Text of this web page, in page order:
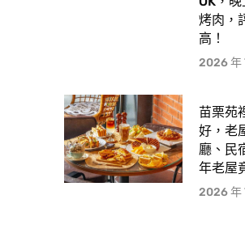
烤肉，
高！
2026 年
苗栗苑
好，老
廳、民
年老屋
2026 年